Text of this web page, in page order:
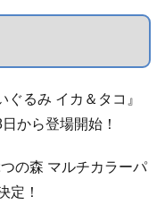
ぐるみ イカ＆タコ』
から登場開始！
の森 マルチカラーパ
定！